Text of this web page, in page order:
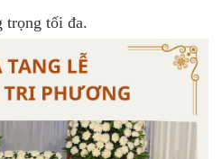
trọng tối đa.